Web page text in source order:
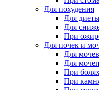
Для похудения
Для
Для
При
Для почек и
Для
Для
При
При